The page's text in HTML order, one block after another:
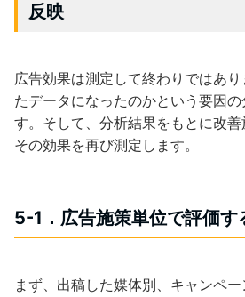
反映
広告効果は測定して終わりではあ
たデータになったのかという要因
す。そして、分析結果をもとに改
その効果を再び測定します。
5-1．広告施策単位で評価す
まず、出稿した媒体別、キャンペ